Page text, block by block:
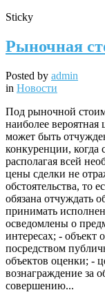
Sticky
Рыночная
Posted by admin
in Новости
Под рыночной
наиболее
может быть
конкуренции, когда
располагая всей
цены сделки не
обстоятельства, то
обязана отчуждать
принимать
осведомлены о
интересах; - объект
посредством
объектов оценки; -
вознаграждение за
совершению...